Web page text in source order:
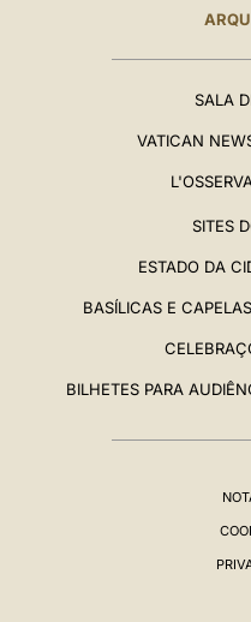
SALA
VATICAN
SITES
ESTADO DA
BASÍLICAS E
BILHETES PARA